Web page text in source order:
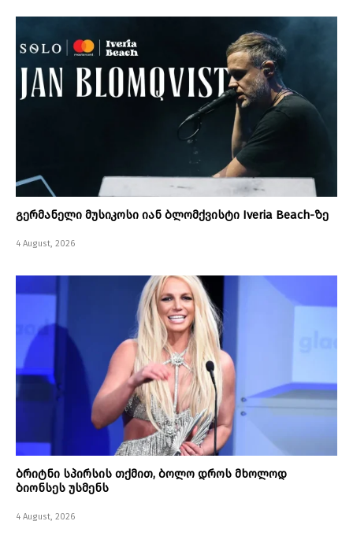
გერმანელი მუსიკოსი იან ბლომქვისტი Iveria Beach-ზე
4 August, 2026
ბრიტნი სპირსის თქმით, ბოლო დროს მხოლოდ
ბიონსეს უსმენს
4 August, 2026